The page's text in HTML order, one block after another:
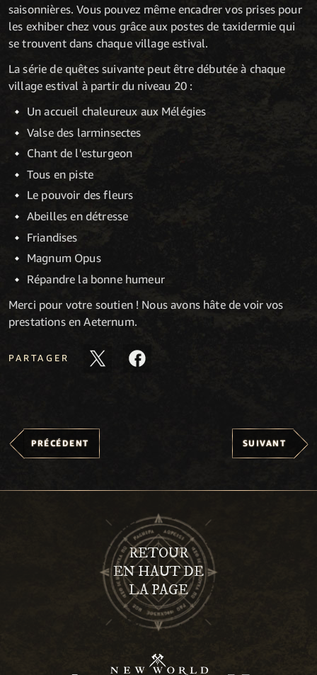
saisonnières. Vous pouvez même encadrer vos prises pour
les exhiber chez vous grâce aux postes de taxidermie qui
se trouvent dans chaque village estival.
La série de quêtes suivante peut être débutée à chaque
village estival à partir du niveau 20 :
Un accueil chaleureux aux Mélégies
Valse des larminsectes
Chant de l'esturgeon
Tous en piste
Le pouvoir des fleurs
Abeilles en détresse
Friandises
Magnum Opus
Répandre la bonne humeur
Merci pour votre soutien ! Nous avons hâte de voir vos
prestations en Aeternum.
PARTAGER
PRÉCÉDENT SUIVANT
RETOUR
EN HAUT DE
LA PAGE